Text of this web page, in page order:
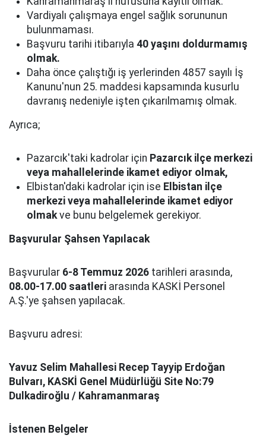
Vardiyalı çalışmaya engel sağlık sorununun
bulunmaması.
Başvuru tarihi itibarıyla 40 yaşını doldurmamış
olmak.
Daha önce çalıştığı iş yerlerinden 4857 sayılı İş
Kanunu'nun 25. maddesi kapsamında kusurlu
davranış nedeniyle işten çıkarılmamış olmak.
Ayrıca;
Pazarcık'taki kadrolar için Pazarcık ilçe merkezi
veya mahallelerinde ikamet ediyor olmak,
Elbistan'daki kadrolar için ise Elbistan ilçe
merkezi veya mahallelerinde ikamet ediyor
olmakve bunu belgelemek gerekiyor.
Başvurular Şahsen Yapılacak
Başvurular 6-8 Temmuz 2026 tarihleri arasında,
08.00-17.00 saatleri arasında KASKİ Personel
A.Ş.'ye şahsen yapılacak.
Başvuru adresi:
Yavuz Selim Mahallesi Recep Tayyip Erdoğan
Bulvarı, KASKİ Genel Müdürlüğü Site No:79
Dulkadiroğlu / Kahramanmaraş
İstenen Belgeler